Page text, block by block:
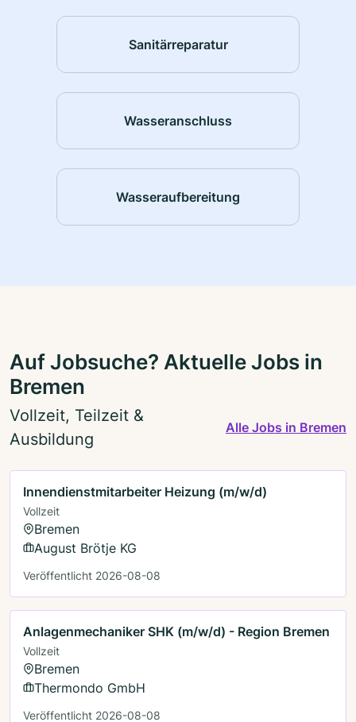
Sanitärreparatur
Wasseranschluss
Wasseraufbereitung
Auf Jobsuche? Aktuelle Jobs in
Bremen
Vollzeit, Teilzeit &
Ausbildung
Alle Jobs in Bremen
Innendienstmitarbeiter Heizung (m/w/d)
Vollzeit
Bremen
August Brötje KG
Veröffentlicht 2026-08-08
Anlagenmechaniker SHK (m/w/d) - Region Bremen
Vollzeit
Bremen
Thermondo GmbH
Veröffentlicht 2026-08-08